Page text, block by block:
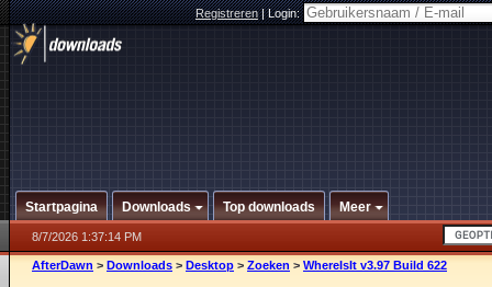
Registreren|Login:
Startpagina Downloads Top downloads Meer
8/7/2026 1:37:14 PM
AfterDawn > Downloads > Desktop > Zoeken > WhereIsIt v3.97 Build 622